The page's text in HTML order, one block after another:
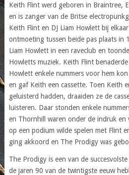
Keith Flint werd geboren in Braintree,
en is zanger van de Britse
Keith Flint en DJ Liam Howlett bij
ontmoeting tussen beide pas plaats in
Liam Howlett in een raveclub en
Howletts muziek. Keith Flint
Howlett enkele nummers voor hem
en gaf Keith een cassette. Toen Keith
geluisterd hadden, draaiden ze de
luisteren. Daar stonden enkele
en Thornhill waren onder de indruk
op een podium wilde spelen met Flint
ging akkoord en The Prodigy was
The Prodigy is een van de
de jaren 90 van de twintigste eeuw